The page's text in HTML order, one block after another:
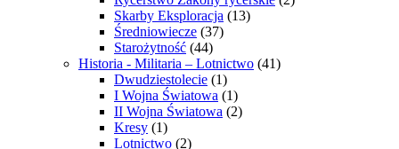
Skarby Eksploracja (13)
Średniowiecze (37)
Starożytność (44)
Historia - Militaria – Lotnictwo (41)
Dwudziestolecie (1)
I Wojna Światowa (1)
II Wojna Światowa (2)
Kresy (1)
Lotnictwo (2)